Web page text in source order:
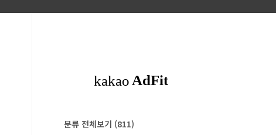
분류 전체보기 (811)